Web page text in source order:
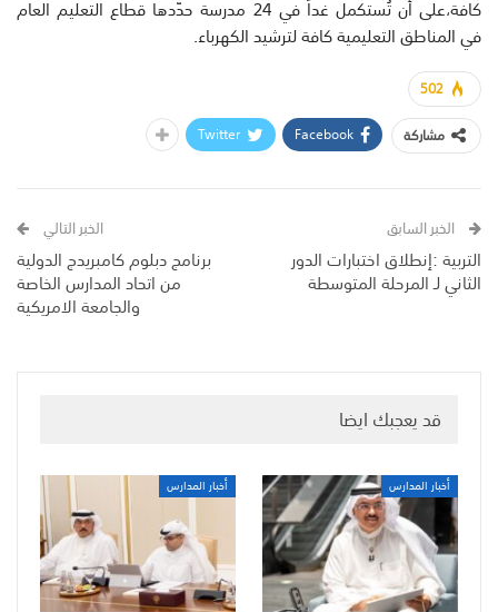
كافة،على أن تُستكمل غداً في 24 مدرسة حدّدها قطاع التعليم العام
في المناطق التعليمية كافة لترشيد الكهرباء.
502
مشاركة
Facebook
Twitter
الخبر السابق
التربية :إنطلاق اختبارات الدور
الثاني لـ المرحلة المتوسطة
الخبر التالي
برنامج دبلوم كامبريدج الدولية
من اتحاد المدارس الخاصة
والجامعة الامريكية
قد يعجبك ايضا
أخبار المدارس أخبار المدارس